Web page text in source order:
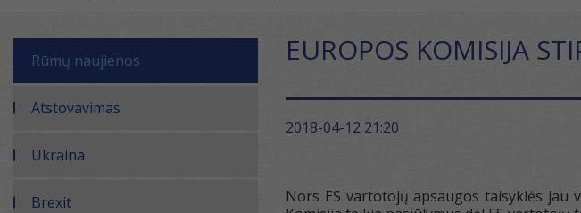
Rūmų naujienos
Atstovavimas
Ukraina
Brexit
EUROPOS KOMISIJA
2018-04-12 21:20
Nors ES vartotojų apsaugos taisyklės jau